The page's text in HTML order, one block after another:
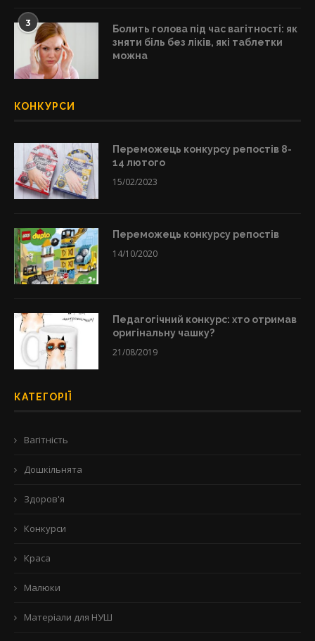
3
Болить голова під час вагітності: як
зняти біль без ліків, які таблетки
можна
КОНКУРСИ
Переможець конкурсу репостів 8-
14 лютого
15/02/2023
Переможець конкурсу репостів
14/10/2020
Педагогічний конкурс: хто отримав
оригінальну чашку?
21/08/2019
КАТЕГОРІЇ
Вагітність
Дошкільнята
Здоров'я
Конкурси
Краса
Малюки
Матеріали для НУШ